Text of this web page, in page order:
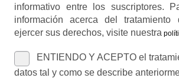
informativo entre los suscriptores.
información acerca del
ejercer sus derechos, visite nuestra
ENTIENDO Y ACEPTO el
datos tal y como se describe